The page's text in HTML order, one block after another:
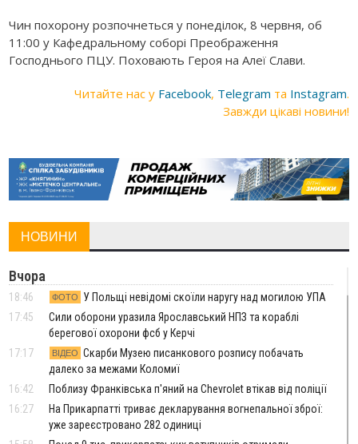
Чин похорону розпочнеться у понеділок, 8 червня, об
11:00 у Кафедральному соборі Преображення
Господнього ПЦУ. Поховають Героя на Алеї Слави.
Читайте нас у Facebook, Telegram та Instagram.
Завжди цікаві новини!
НОВИНИ
Вчора
18:46 ФОТО
У Польщі невідомі скоїли наругу над могилою УПА
17:45
Сили оборони уразила Ярославський НПЗ та кораблі
берегової охорони фсб у Керчі
17:17
ВІДЕО Скарби Музею писанкового розпису побачать
далеко за межами Коломиї
16:42
Поблизу Франківська п'яний на Chevrolet втікав від поліції
16:27
На Прикарпатті триває декларування вогнепальної зброї:
уже зареєстровано 282 одиниці